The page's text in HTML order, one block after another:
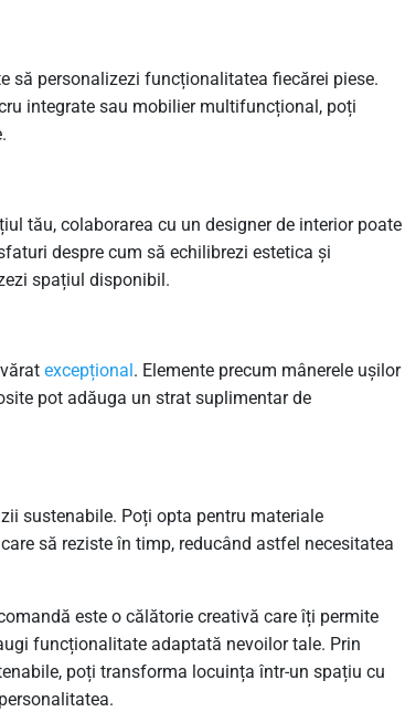
să personalizezi funcționalitatea fiecărei piese.
integrate sau mobilier multifuncțional, poți
tău, colaborarea cu un designer de interior poate
despre cum să echilibrezi estetica și
spațiul disponibil.
excepțional. Elemente precum mânerele ușilor
pot adăuga un strat suplimentar de
sustenabile. Poți opta pentru materiale
să reziste în timp, reducând astfel necesitatea
este o călătorie creativă care îți permite
funcționalitate adaptată nevoilor tale. Prin
poți transforma locuința într-un spațiu cu